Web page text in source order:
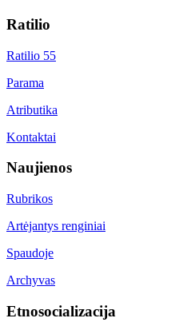
Ratilio
Ratilio 55
Parama
Atributika
Kontaktai
Naujienos
Rubrikos
Artėjantys renginiai
Spaudoje
Archyvas
Etnosocializacija